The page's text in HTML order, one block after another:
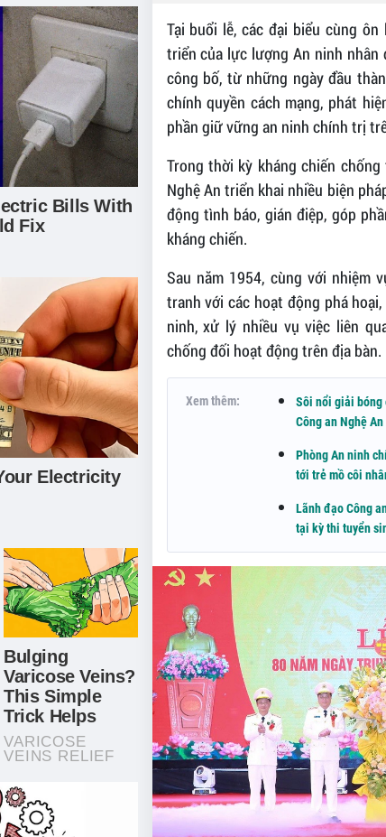
Tại buổi lễ, các đại biểu cùng
triển của lực lượng An ninh nhân
công bố, từ những ngày đầu
chính quyền cách mạng, phát
phần giữ vững an ninh chính trị
Trong thời kỳ kháng chiến
Nghệ An triển khai nhiều biện
động tình báo, gián điệp, góp
kháng chiến.
Sau năm 1954, cùng với nhiệm
tranh với các hoạt động phá
ninh, xử lý nhiều vụ việc liên
chống đối hoạt động trên địa bàn.
Xem thêm:
Sôi nổi giải bóng
Công an Nghệ An
Phòng An ninh
tới trẻ mồ côi
Lãnh đạo Công
tại kỳ thi tuyển